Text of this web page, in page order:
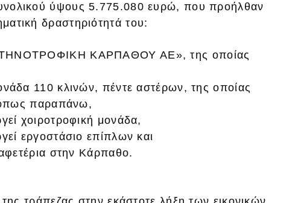
ύψους 5.775.080 ευρώ, που προήλθαν
δραστηριότητά του:
ΚΑΡΠΑΘΟΥ ΑΕ», της οποίας
110 κλινών, πέντε αστέρων, της οποίας
όπως παραπάνω,
χοιροτροφική μονάδα,
εργοστάσιο επίπλων και
στην Κάρπαθο.